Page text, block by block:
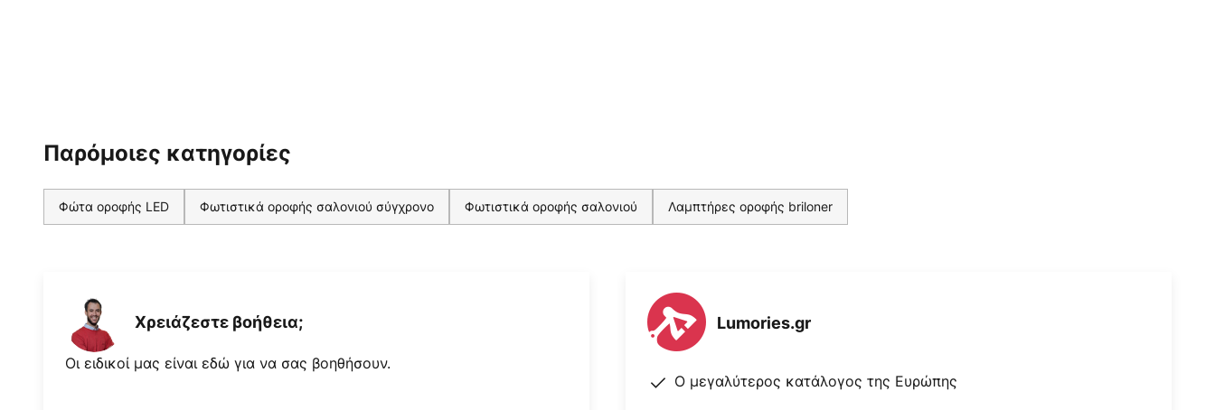
Παρόμοιες κατηγορίες
Φώτα οροφής LED Φωτιστικά οροφής σαλονιού σύγχρονο Φωτιστικά οροφής σαλονιού Λαμπτήρες οροφής briloner
Χρειάζεστε βοήθεια;
Οι ειδικοί μας είναι εδώ για να σας βοηθήσουν.
Lumories.gr
Ο μεγαλύτερος κατάλογος της Ευρώπης